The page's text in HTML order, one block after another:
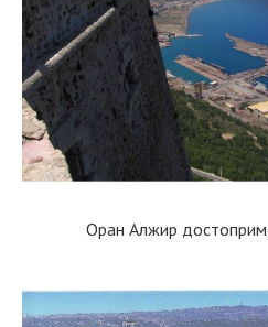
Оран Алжир